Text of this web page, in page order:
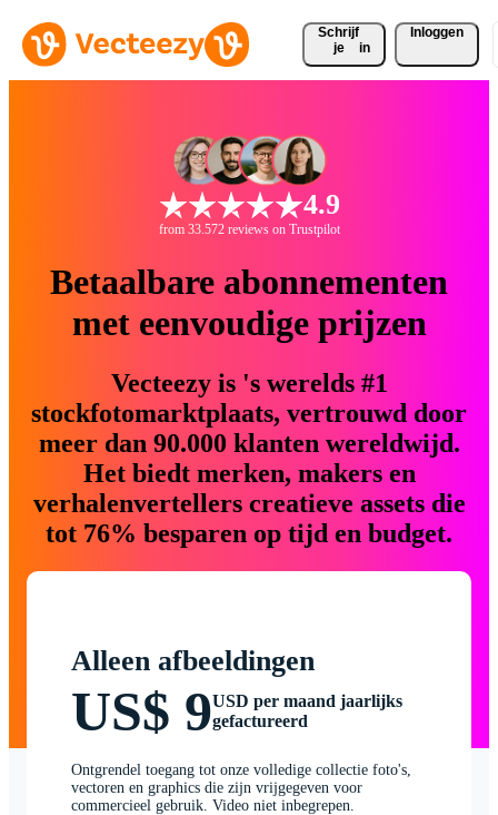
Schrijf
je
in
Inloggen
4.9
from 33.572 reviews on Trustpilot
Betaalbare abonnementen
met eenvoudige prijzen
Vecteezy is 's werelds #1
stockfotomarktplaats, vertrouwd door
meer dan 90.000 klanten wereldwijd.
Het biedt merken, makers en
verhalenvertellers creatieve assets die
tot 76% besparen op tijd en budget.
Alleen afbeeldingen
US$ 9USD per maand jaarlijks
gefactureerd
Ontgrendel toegang tot onze volledige collectie foto's,
vectoren en graphics die zijn vrijgegeven voor
commercieel gebruik. Video niet inbegrepen.